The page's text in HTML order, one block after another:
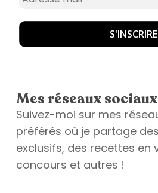
Mes réseaux sociaux
Suivez-moi sur mes
préférés où je partage
exclusifs, des recettes en
concours et autres !